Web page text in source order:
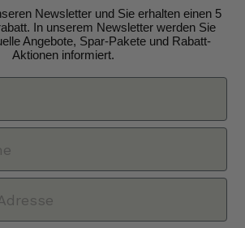
Newsletter und Sie erhalten einen 5
In unserem Newsletter werden Sie
Angebote, Spar-Pakete und Rabatt-
Aktionen informiert.